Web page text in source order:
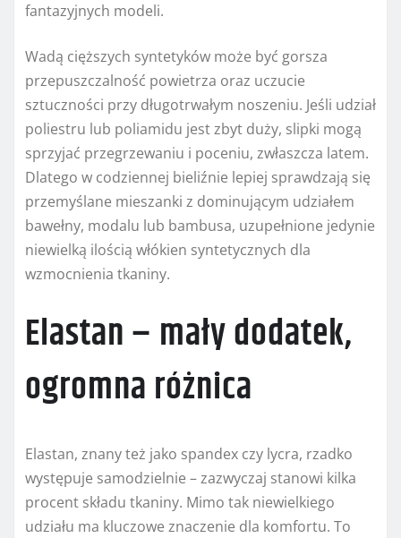
fantazyjnych modeli.
Wadą cięższych syntetyków może być gorsza
przepuszczalność powietrza oraz uczucie
sztuczności przy długotrwałym noszeniu. Jeśli udział
poliestru lub poliamidu jest zbyt duży, slipki mogą
sprzyjać przegrzewaniu i poceniu, zwłaszcza latem.
Dlatego w codziennej bieliźnie lepiej sprawdzają się
przemyślane mieszanki z dominującym udziałem
bawełny, modalu lub bambusa, uzupełnione jedynie
niewielką ilością włókien syntetycznych dla
wzmocnienia tkaniny.
Elastan – mały dodatek,
ogromna różnica
Elastan, znany też jako spandex czy lycra, rzadko
występuje samodzielnie – zazwyczaj stanowi kilka
procent składu tkaniny. Mimo tak niewielkiego
udziału ma kluczowe znaczenie dla komfortu. To